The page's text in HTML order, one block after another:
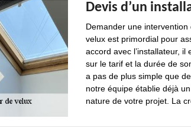
Devis d’un
Demander une intervention
velux est primordial pour
accord avec l’installateur,
sur le tarif et la durée de
a pas de plus simple que
notre équipe établie déjà
nature de votre projet. La